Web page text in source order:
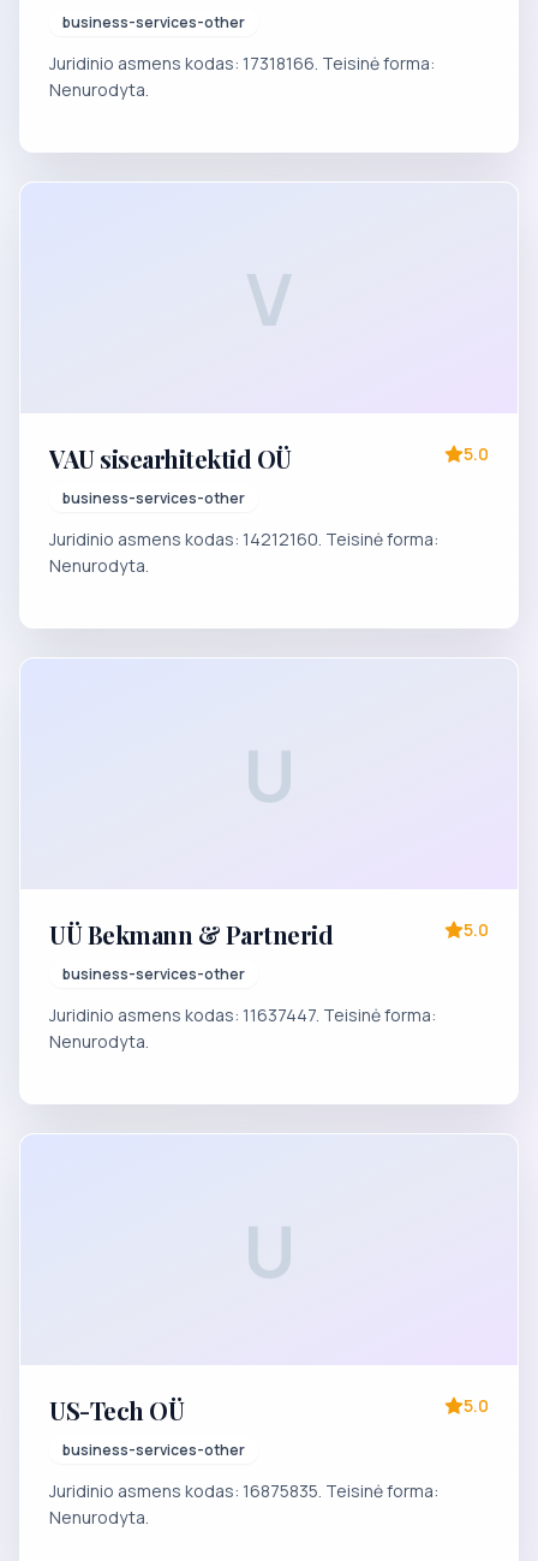
business-services-other
Juridinio asmens kodas: 17318166. Teisinė forma:
Nenurodyta.
V
VAU sisearhitektid OÜ
business-services-other
5.0
Juridinio asmens kodas: 14212160. Teisinė forma:
Nenurodyta.
U
UÜ Bekmann & Partnerid
business-services-other
5.0
Juridinio asmens kodas: 11637447. Teisinė forma:
Nenurodyta.
U
US-Tech OÜ
business-services-other
5.0
Juridinio asmens kodas: 16875835. Teisinė forma:
Nenurodyta.